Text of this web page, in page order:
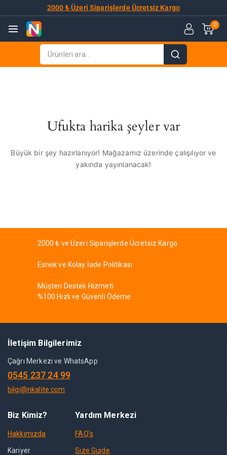
2000 ₺ Üzeri Siparişlerde Ücretsiz Kargo
0
Ufukta harika şeyler var
Büyük bir şey hazırlanıyor! Mağazamız üzerinde çalışılıyor ve
yakında yayınlanacak!
2000 ₺ ve Üzeri Siparişlerde Ücretsiz Kargo
Esnek ve Kolay İade Politikası
Müşteri Destek Hizmeti
%100 Hızlı ve Güvenli Ödeme
İletişim Bilgilerimiz
Çağrı Merkezi ve WhatsApp
0545 237 24 99
bilgi@nkalite.com
Biz Kimiz?
Hakkımızda
Kariyer
Yardım Merkezi
FAQ's
Size Guide